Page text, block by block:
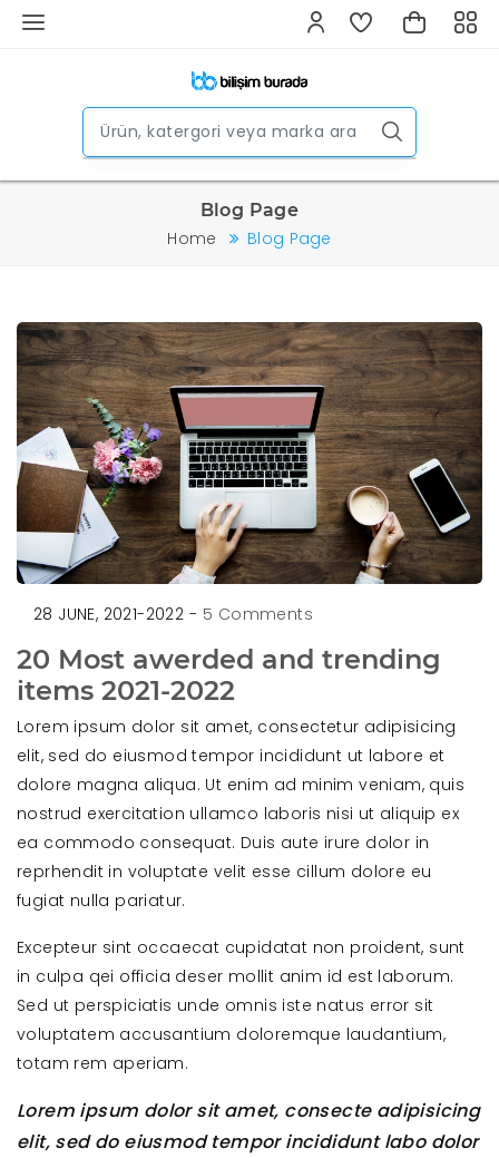
Blog Page
Home Blog Page
28 JUNE, 2021-2022 - 5 Comments
20 Most awerded and trending
items 2021-2022
Lorem ipsum dolor sit amet, consectetur adipisicing
elit, sed do eiusmod tempor incididunt ut labore et
dolore magna aliqua. Ut enim ad minim veniam, quis
nostrud exercitation ullamco laboris nisi ut aliquip ex
ea commodo consequat. Duis aute irure dolor in
reprhendit in voluptate velit esse cillum dolore eu
fugiat nulla pariatur.
Excepteur sint occaecat cupidatat non proident, sunt
in culpa qei officia deser mollit anim id est laborum.
Sed ut perspiciatis unde omnis iste natus error sit
voluptatem accusantium doloremque laudantium,
totam rem aperiam.
Lorem ipsum dolor sit amet, consecte adipisicing
elit, sed do eiusmod tempor incididunt labo dolor